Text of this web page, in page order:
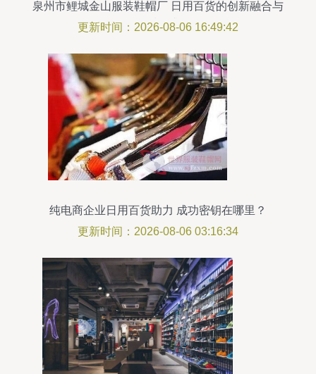
泉州市鲤城金山服装鞋帽厂 日用百货的创新融合与
品质追求
更新时间：2026-08-06 16:49:42
纯电商企业日用百货助力 成功密钥在哪里？
更新时间：2026-08-06 03:16:34